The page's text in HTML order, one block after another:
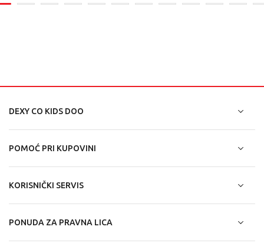
DEXY CO KIDS DOO
POMOĆ PRI KUPOVINI
KORISNIČKI SERVIS
PONUDA ZA PRAVNA LICA